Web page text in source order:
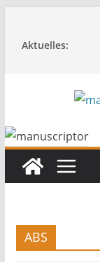
Aktuelles:
ABS